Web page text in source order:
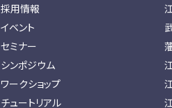
採用情報
イベント
セミナー
シンポジウム
ワークショップ
チュートリアル